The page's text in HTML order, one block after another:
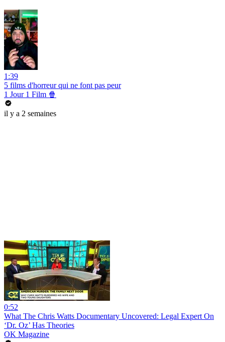
1:39
5 films d'horreur qui ne font pas peur
1 Jour 1 Film 🍿
il y a 2 semaines
0:52
What The Chris Watts Documentary Uncovered: Legal Expert On
‘Dr. Oz’ Has Theories
OK Magazine